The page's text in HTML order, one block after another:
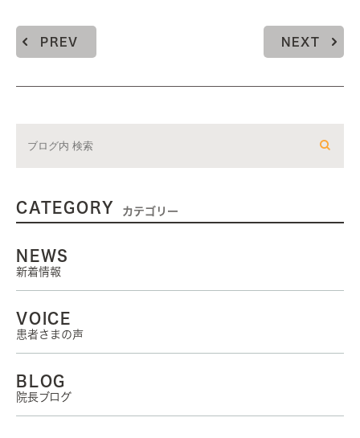
PREV NEXT
CATEGORY カテゴリー
NEWS
新着情報
VOICE
患者さまの声
BLOG
院長ブログ